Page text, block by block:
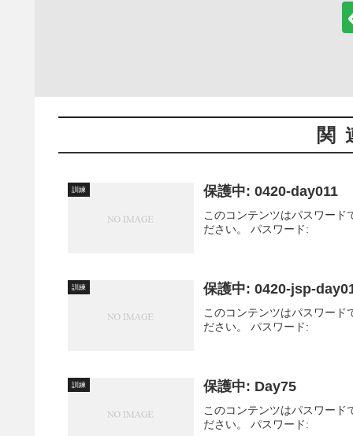
関
訓練 保護中: 0420-day011
このコンテンツはパスワード
ださい。 パスワード:
訓練 保護中: 0420-jsp-
このコンテンツはパスワード
ださい。 パスワード:
訓練 保護中: Day75
このコンテンツはパスワード
ださい。 パスワード: